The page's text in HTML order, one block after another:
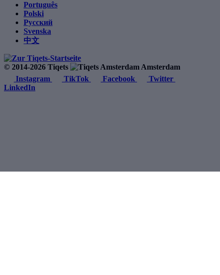
Português
Polski
Русский
Svenska
中文
© 2014-2026 Tiqets
Amsterdam
Instagram
TikTok Facebook
Twitter
LinkedIn